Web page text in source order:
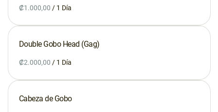
Servicios
/
Double Gobo Head (Gag)
/
Cabeza de Gobo